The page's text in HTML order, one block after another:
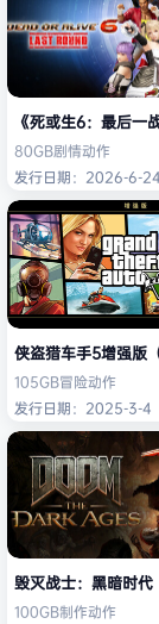
《死或生6：最后
80GB剧情动作
发行日期：2026-6-24
侠盗猎车手5增强版
105GB冒险动作
发行日期：2025-3-4
毁灭战士：黑暗时
100GB制作动作